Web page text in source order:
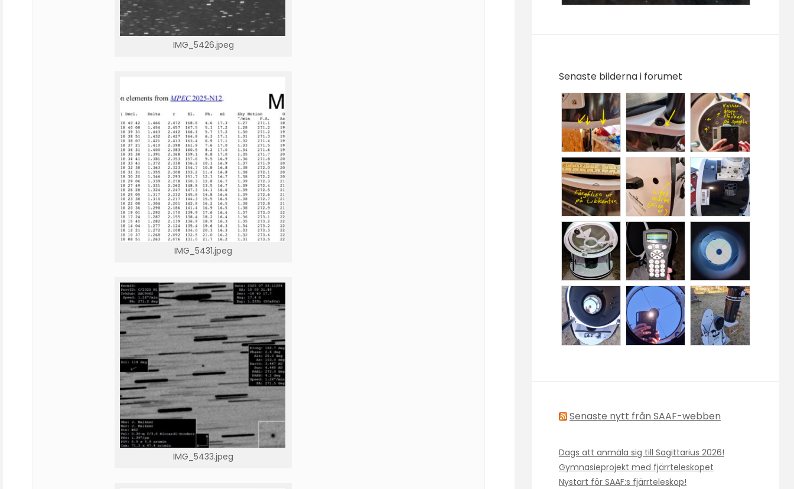
IMG_5426.jpeg
IMG_5431.jpeg
IMG_5433.jpeg
Senaste bilderna i forumet
Senaste nytt från SAAF-webben
Dags att anmäla sig till Sagittarius 2026!
Gymnasieprojekt med fjärrteleskopet
Nystart för SAAF:s fjärrteleskop!